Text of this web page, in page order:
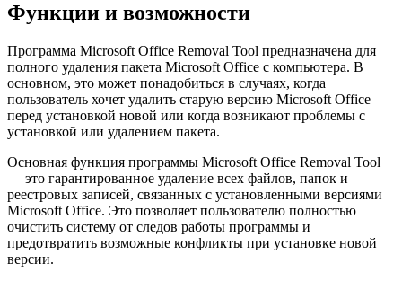
Функции и возможности
Программа Microsoft Office Removal Tool предназначена для
полного удаления пакета Microsoft Office с компьютера. В
основном, это может понадобиться в случаях, когда
пользователь хочет удалить старую версию Microsoft Office
перед установкой новой или когда возникают проблемы с
установкой или удалением пакета.
Основная функция программы Microsoft Office Removal Tool
— это гарантированное удаление всех файлов, папок и
реестровых записей, связанных с установленными версиями
Microsoft Office. Это позволяет пользователю полностью
очистить систему от следов работы программы и
предотвратить возможные конфликты при установке новой
версии.